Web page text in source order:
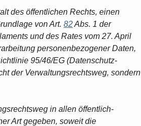
des öffentlichen Rechts, einen
von Art. 82Abs. 1 der
und des Rates vom 27. April
personenbezogener Daten,
95/46/EG (Datenschutz-
der Verwaltungsrechtsweg, sondern
in allen öffentlich-
Art gegeben, soweit die